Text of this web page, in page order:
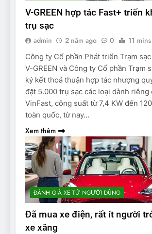
V-GREEN hợp tác Fast+ triển
trụ sạc
admin 2 năm ago 0 11 mins
Công ty Cổ phần Phát triển Trạm
V-GREEN và Công ty Cổ phần Trạm
ký kết thoả thuận hợp tác nhượng
đặt 5.000 trụ sạc các loại dành riêng
VinFast, công suất từ 7,4 KW đến
toàn quốc, từ nay…
Xem thêm
ĐÁNH GIÁ XE TỪ NGƯỜI DÙNG
Đã mua xe điện, rất ít người
xe xăng